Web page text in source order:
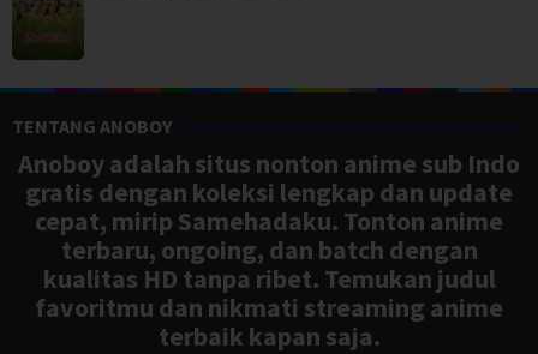
TENTANG ANOBOY
Anoboy adalah situs nonton anime sub Indo
gratis dengan koleksi lengkap dan update
cepat, mirip Samehadaku. Tonton anime
terbaru, ongoing, dan batch dengan
kualitas HD tanpa ribet. Temukan judul
favoritmu dan nikmati streaming anime
terbaik kapan saja.